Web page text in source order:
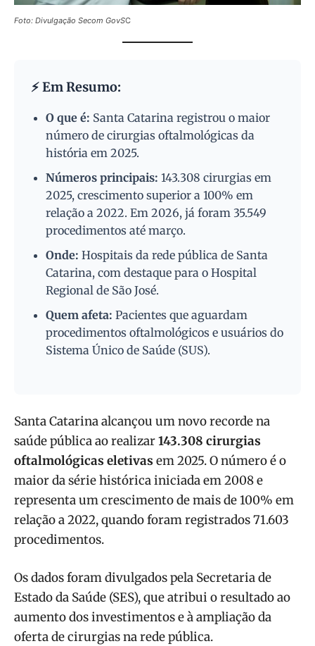
Foto: Divulgação Secom GovSC
⚡ Em Resumo:
O que é: Santa Catarina registrou o maior
número de cirurgias oftalmológicas da
história em 2025.
Números principais: 143.308 cirurgias em
2025, crescimento superior a 100% em
relação a 2022. Em 2026, já foram 35.549
procedimentos até março.
Onde: Hospitais da rede pública de Santa
Catarina, com destaque para o Hospital
Regional de São José.
Quem afeta: Pacientes que aguardam
procedimentos oftalmológicos e usuários do
Sistema Único de Saúde (SUS).
Santa Catarina alcançou um novo recorde na
saúde pública ao realizar143.308 cirurgias
oftalmológicas eletivas em 2025. O número é o
maior da série histórica iniciada em 2008 e
representa um crescimento de mais de 100% em
relação a 2022, quando foram registrados 71.603
procedimentos.
Os dados foram divulgados pela Secretaria de
Estado da Saúde (SES), que atribui o resultado ao
aumento dos investimentos e à ampliação da
oferta de cirurgias na rede pública.